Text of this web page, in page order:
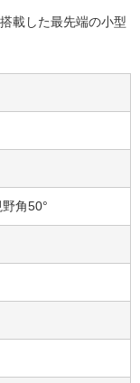
載した最先端の小型
角50°